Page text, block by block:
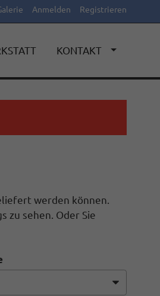
Anmelden Registrieren
KONTAKT
werden können.
zu sehen. Oder Sie